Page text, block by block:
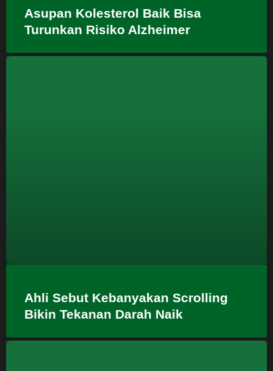
Asupan Kolesterol Baik Bisa
Turunkan Risiko Alzheimer
Ahli Sebut Kebanyakan Scrolling
Bikin Tekanan Darah Naik